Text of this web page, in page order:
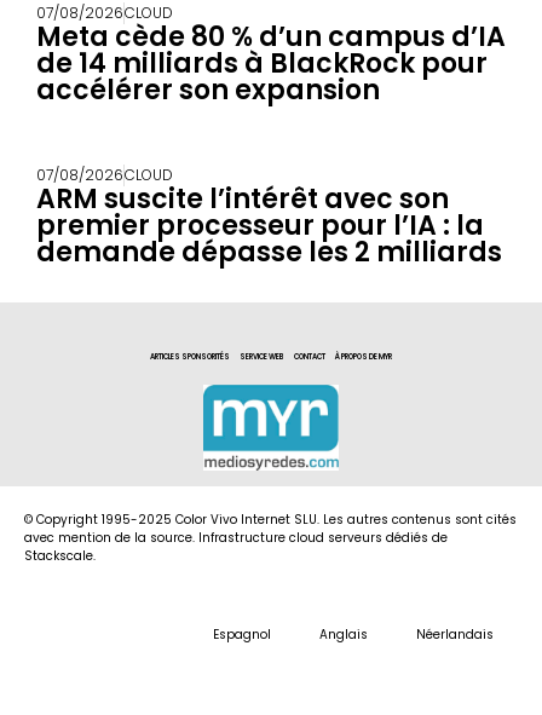
07/08/2026CLOUD
Meta cède 80 % d’un campus d’IA
de 14 milliards à BlackRock pour
accélérer son expansion
07/08/2026CLOUD
ARM suscite l’intérêt avec son
premier processeur pour l’IA : la
demande dépasse les 2 milliards
ARTICLES SPONSORITÉS SERVICE WEB CONTACT À PROPOS DE MYR
© Copyright 1995-2025 Color Vivo Internet SLU. Les autres contenus sont cités
avec mention de la source. Infrastructure cloud serveurs dédiés de
Stackscale.
Espagnol Anglais Néerlandais